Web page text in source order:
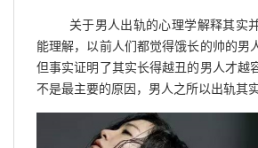
关于男人出轨的心理学解释其实
能理解，以前人们都觉得饿长的帅的男
但事实证明了其实长得越丑的男人才越
不是最主要的原因，男人之所以出轨其